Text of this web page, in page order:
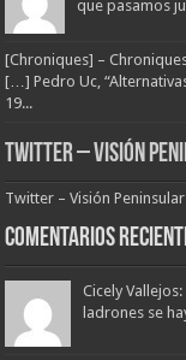
que pasamos
[Chroniques] –
[…] Pedro Uc,
19...
Twitter – Visión
Twitter – Visión Peninsular
Comentarios
Cicely
ladrones se